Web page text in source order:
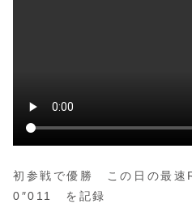
初参戦で優勝 この日の最
0″011 を記録